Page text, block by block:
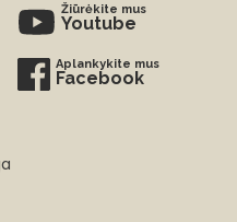
Žiūrėkite mus
Youtube
Aplankykite mus
Facebook